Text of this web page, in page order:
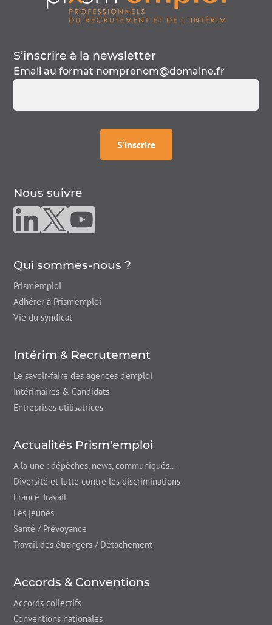
S’inscrire à la newsletter
Email au format nomprenom@domaine.fr
S’inscrire
à lanewsletter
Nous suivre
Nous suivre sur linkedin
Nous suivre sur twitter
Nous suivre sur youtube
Qui sommes-nous ?
Prism'emploi
Adhérer à Prism’emploi
Vie du syndicat
Intérim & Recrutement
Le savoir-faire des agences d’emploi
Intérimaires & Candidats
Entreprises utilisatrices
Actualités Prism'emploi
A la une : dépêches, news, communiqués...
Diversité et lutte contre les discriminations
France Travail
Les jeunes
Santé / Prévoyance
Travail des étrangers / Détachement
Accords & Conventions
Accords collectifs
Conventions nationales